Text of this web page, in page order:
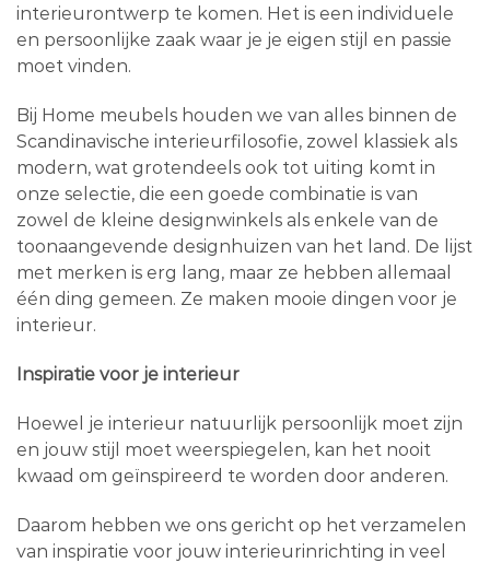
interieurontwerp te komen. Het is een individuele
en persoonlijke zaak waar je je eigen stijl en passie
moet vinden.
Bij Home meubels houden we van alles binnen de
Scandinavische interieurfilosofie, zowel klassiek als
modern, wat grotendeels ook tot uiting komt in
onze selectie, die een goede combinatie is van
zowel de kleine designwinkels als enkele van de
toonaangevende designhuizen van het land. De lijst
met merken is erg lang, maar ze hebben allemaal
één ding gemeen. Ze maken mooie dingen voor je
interieur.
Inspiratie voor je interieur
Hoewel je interieur natuurlijk persoonlijk moet zijn
en jouw stijl moet weerspiegelen, kan het nooit
kwaad om geïnspireerd te worden door anderen.
Daarom hebben we ons gericht op het verzamelen
van inspiratie voor jouw interieurinrichting in veel